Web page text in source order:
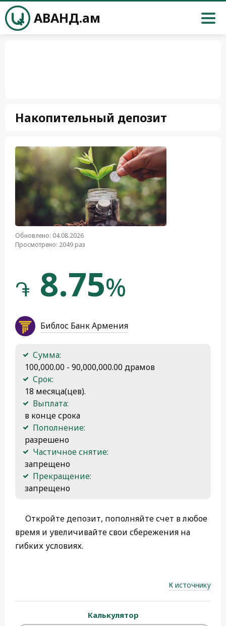
АВАНД.ам
Накопительный депозит
Обновлено: 04.08.2026
Просмотрено: 2049 раз
֏ 8.75%
Библос Банк Армения
Сумма:
100,000.00 - 90,000,000.00 драмов
Срок:
18 месяца(цев).
Выплата:
в конце срока
Пополнение:
разрешено
Частичное снятие:
запрещено
Прекращение:
запрещено
Откройте депозит, пополняйте счет в любое
время и увеличивайте свои сбережения на
гибких условиях.
К источнику
Калькулятор